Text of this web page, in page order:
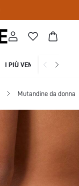
I PIÙ VENDUTI
Mutandine da donna